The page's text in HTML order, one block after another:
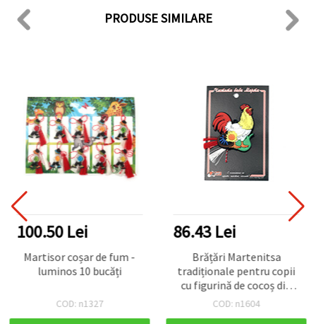
PRODUSE SIMILARE
100.50 Lei
Martisor coșar de fum -
luminos 10 bucăți
COD: n1327
86.43 Lei
Brățări Martenitsa
tradiționale pentru copii
cu figurină de cocoș din
cauciuc, pentru Baba
COD: n1604